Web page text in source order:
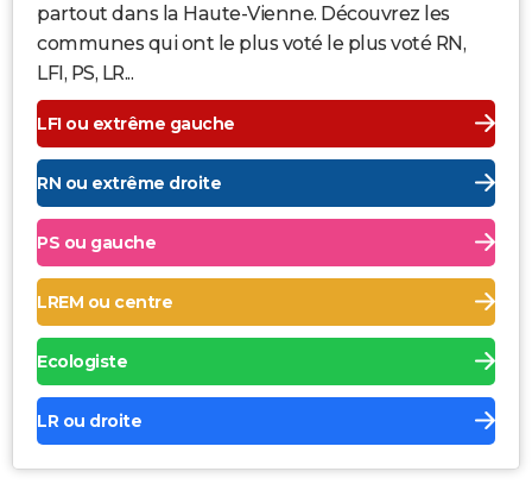
partout dans la Haute-Vienne. Découvrez les
communes qui ont le plus voté le plus voté RN,
LFI, PS, LR...
LFI ou extrême gauche
RN ou extrême droite
PS ou gauche
LREM ou centre
Ecologiste
LR ou droite